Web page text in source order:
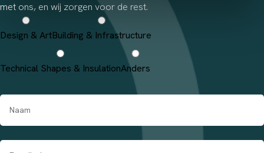
met ons, en wij zorgen voor de rest.
Design & ArtBuilding & Infrastructure
Technical Shapes & InsulationAnders